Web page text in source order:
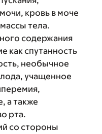
кровь в моче
тела.
содержания
как спутанность
необычное
учащенное
а также
рта.
со стороны